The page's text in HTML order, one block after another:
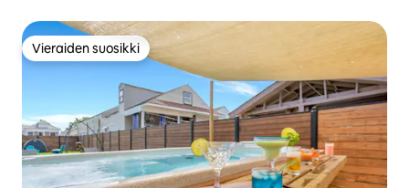
Vieraiden suosikki
Vieraiden suosikki